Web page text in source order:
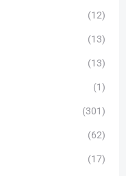
(12)
(13)
(13)
(1)
(301)
(62)
(17)